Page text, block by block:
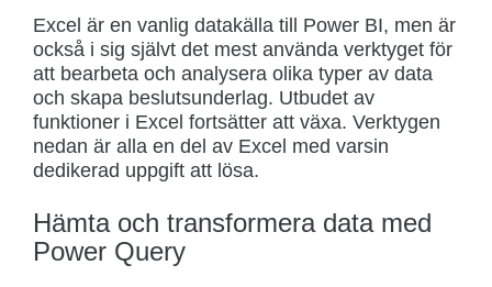
Excel är en vanlig datakälla till Power BI, men är
också i sig självt det mest använda verktyget för
att bearbeta och analysera olika typer av data
och skapa beslutsunderlag. Utbudet av
funktioner i Excel fortsätter att växa. Verktygen
nedan är alla en del av Excel med varsin
dedikerad uppgift att lösa.
Hämta och transformera data med
Power Query